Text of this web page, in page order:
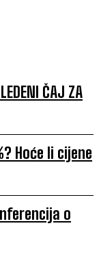
ČAJ ZA
Hoće li cijene
o